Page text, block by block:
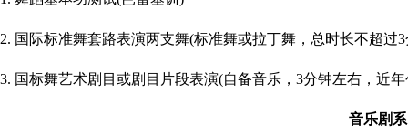
2. 国际标准舞套路表演两支舞(标准舞或拉丁舞，总时长不超过
3. 国标舞艺术剧目或剧目片段表演(自备音乐，3分钟左右，近
音乐剧系